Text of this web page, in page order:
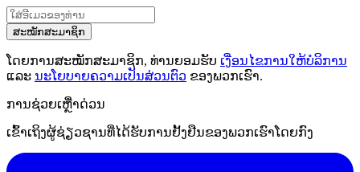
ສະໝັກສະມາຊິກ
ໂດຍການສະໝັກສະມາຊິກ, ທ່ານຍອມຮັບ ເງື່ອນໄຂການໃຫ້ບໍລິການ
ແລະ ນະໂຍບາຍຄວາມເປັນສ່ວນຕົວ ຂອງພວກເຮົາ.
ການຊ່ວຍເຫຼືໍາດ່ວນ
ເຂົ້າເຖິງຜູ້ຊ່ຽວຊານທີ່ໄດ້ຮັບການຢັ້ງຢືນຂອງພວກເຮົາໂດຍກົງ